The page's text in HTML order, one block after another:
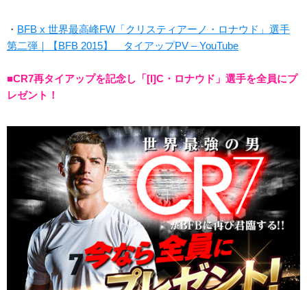
・ BFB x 世界最高峰FW「クリスティアーノ・ロナウド」選手
第二弾｜【BFB 2015】 タイアップPV – YouTube
■CR7再タイアップを記念し「[I]C・ロナウド」選手を全員にプ
レゼント！